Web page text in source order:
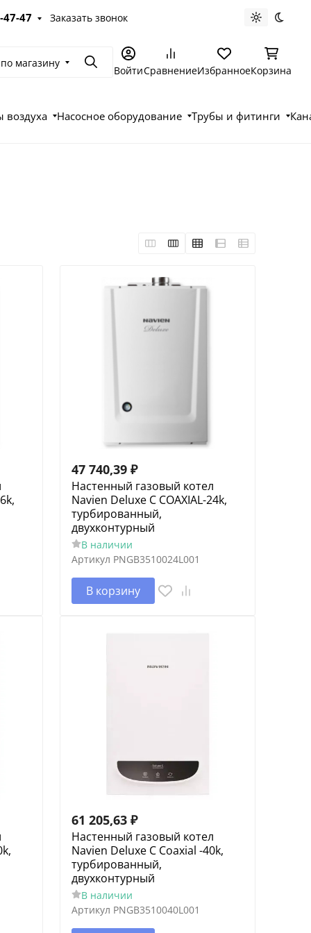
47-47 Заказать звонок Светлая
магазину ПоискВойтиСравнениеИзбранноеКорзина
воздуха Насосное оборудование Трубы и фитинги
47 740,39 ₽
Настенный газовый котел
Navien Deluxe C COAXIAL-24k,
турбированный,
двухконтурный
В наличии
Артикул PNGB3510024L001
В корзину
61 205,63 ₽
Настенный газовый котел
Navien Deluxe С Coaxial -40k,
турбированный,
двухконтурный
В наличии
Артикул PNGB3510040L001